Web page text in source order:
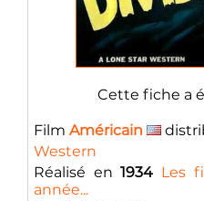
Cette fiche a
Film Américain
Western
Réalisé en1934 Les
année...